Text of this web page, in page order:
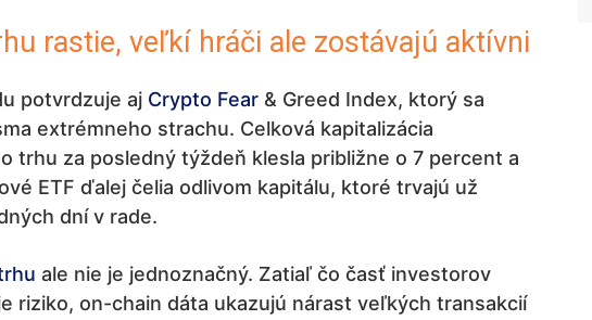
rastie, veľkí hráči ale zostávajú aktívni
potvrdzuje aj Crypto Fear & Greed Index, ktorý sa
extrémneho strachu. Celková kapitalizácia
trhu za posledný týždeň klesla približne o 7 percent a
ETF ďalej čelia odlivom kapitálu, ktoré trvajú už
dní v rade.
ale nie je jednoznačný. Zatiaľ čo časť investorov
riziko, on-chain dáta ukazujú nárast veľkých transakcií